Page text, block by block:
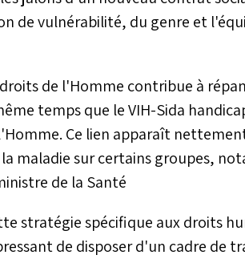
de vulnérabilité, du genre et
de l'Homme contribue à
temps que le VIH-Sida
Ce lien apparaît
maladie sur certains groupes,
de la Santé
stratégie spécifique aux droits
de disposer d'un cadre de